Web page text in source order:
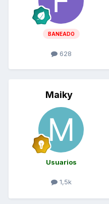
BANEADO
628
Maiky
Usuarios
1,5k